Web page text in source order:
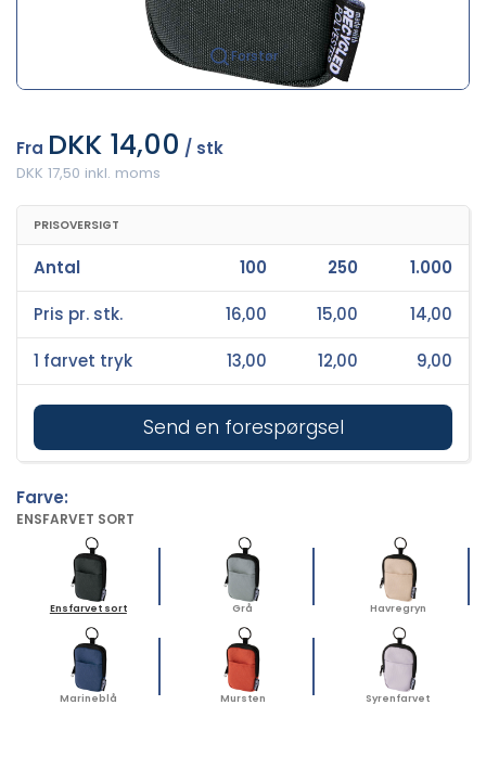
Forstør
Fra DKK 14,00 / stk
DKK 17,50 inkl. moms
PRISOVERSIGT
Send en forespørgsel
Antal 100 250 1.000
Pris pr. stk. 16,00 15,00 14,00
1 farvet tryk 13,00 12,00 9,00
Farve:
ENSFARVET SORT
Ensfarvet sort Grå Havregryn
Marineblå Mursten Syrenfarvet